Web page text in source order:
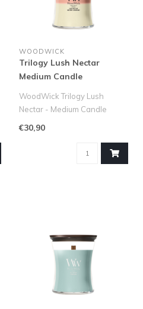
WOODWICK
Trilogy Lush Nectar
Medium Candle
WoodWick Trilogy Lush
Nectar - Medium Candle
€30,90